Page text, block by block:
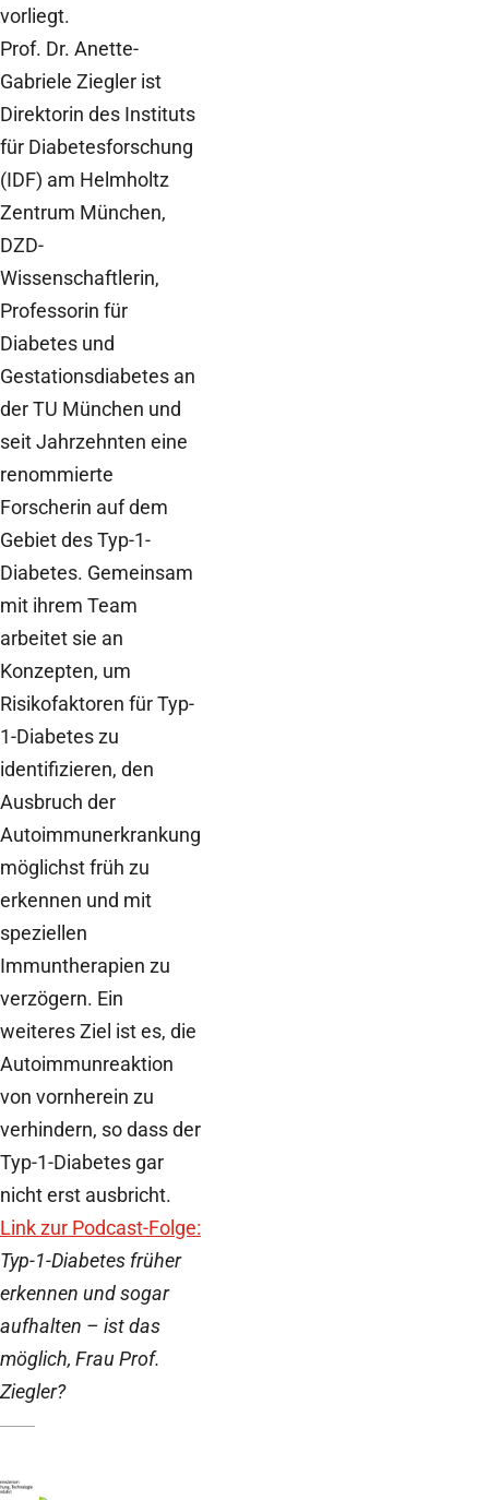
vorliegt.
Prof. Dr. Anette-
Gabriele Ziegler ist
Direktorin des Instituts
für Diabetesforschung
(IDF) am Helmholtz
Zentrum München,
DZD-
Wissenschaftlerin,
Professorin für
Diabetes und
Gestationsdiabetes an
der TU München und
seit Jahrzehnten eine
renommierte
Forscherin auf dem
Gebiet des Typ-1-
Diabetes. Gemeinsam
mit ihrem Team
arbeitet sie an
Konzepten, um
Risikofaktoren für Typ-
1-Diabetes zu
identifizieren, den
Ausbruch der
Autoimmunerkrankung
möglichst früh zu
erkennen und mit
speziellen
Immuntherapien zu
verzögern. Ein
weiteres Ziel ist es, die
Autoimmunreaktion
von vornherein zu
verhindern, so dass der
Typ-1-Diabetes gar
nicht erst ausbricht.
Link zur Podcast-Folge:
Typ-1-Diabetes früher
erkennen und sogar
aufhalten – ist das
möglich, Frau Prof.
Ziegler?